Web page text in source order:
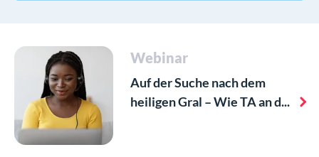
Webinar
Auf der Suche nach dem
heiligen Gral – Wie TA an d...